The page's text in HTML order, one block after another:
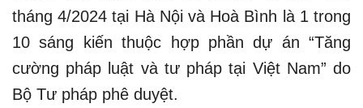
tháng 4/2024 tại Hà Nội và Hoà Bình là 1 trong
10 sáng kiến thuộc hợp phần dự án “Tăng
cường pháp luật và tư pháp tại Việt Nam” do
Bộ Tư pháp phê duyệt.